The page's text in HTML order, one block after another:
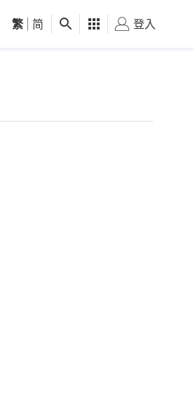
觀點 健康 好食玩飛
繁 简 登入